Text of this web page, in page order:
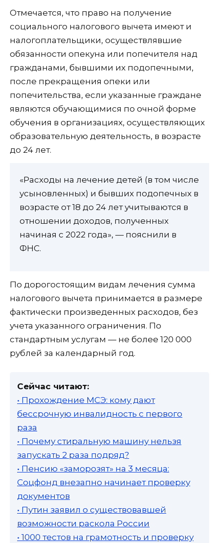
Отмечается, что право на получение
социального налогового вычета имеют и
налогоплательщики, осуществлявшие
обязанности опекуна или попечителя над
гражданами, бывшими их подопечными,
после прекращения опеки или
попечительства, если указанные граждане
являются обучающимися по очной форме
обучения в организациях, осуществляющих
образовательную деятельность, в возрасте
до 24 лет.
«Расходы на лечение детей (в том числе
усыновленных) и бывших подопечных в
возрасте от 18 до 24 лет учитываются в
отношении доходов, полученных
начиная с 2022 года», — пояснили в
ФНС.
По дорогостоящим видам лечения сумма
налогового вычета принимается в размере
фактически произведенных расходов, без
учета указанного ограничения. По
стандартным услугам — не более 120 000
рублей за календарный год.
Сейчас читают:
• Прохождение МСЭ: кому дают
бессрочную инвалидность с первого
раза
• Почему стиральную машину нельзя
запускать 2 раза подряд?
• Пенсию «заморозят» на 3 месяца:
Соцфонд внезапно начинает проверку
документов
• Путин заявил о существовавшей
возможности раскола России
• 1000 тестов на грамотность и проверку